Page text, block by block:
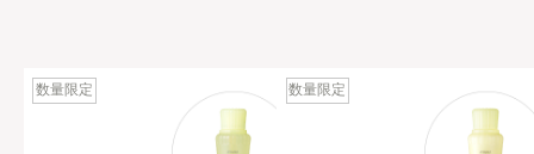
数量限定 数量限定